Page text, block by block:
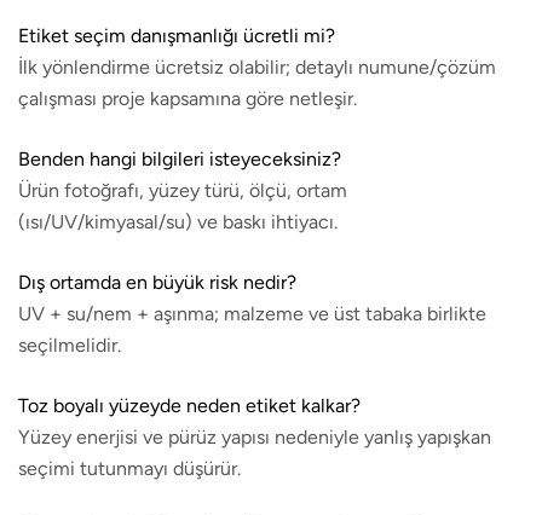
Etiket seçim danışmanlığı ücretli mi?
İlk yönlendirme ücretsiz olabilir; detaylı numune/çözüm
çalışması proje kapsamına göre netleşir.
Benden hangi bilgileri isteyeceksiniz?
Ürün fotoğrafı, yüzey türü, ölçü, ortam
(ısı/UV/kimyasal/su) ve baskı ihtiyacı.
Dış ortamda en büyük risk nedir?
UV + su/nem + aşınma; malzeme ve üst tabaka birlikte
seçilmelidir.
Toz boyalı yüzeyde neden etiket kalkar?
Yüzey enerjisi ve pürüz yapısı nedeniyle yanlış yapışkan
seçimi tutunmayı düşürür.